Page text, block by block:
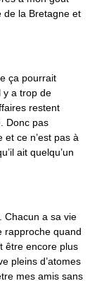
de la Bretagne et
ça pourrait
y a trop de
restent
Donc pas
ce n’est pas à
ait quelqu’un
Chacun a sa vie
rapproche quand
être encore plus
pleins d’atomes
mes amis sans